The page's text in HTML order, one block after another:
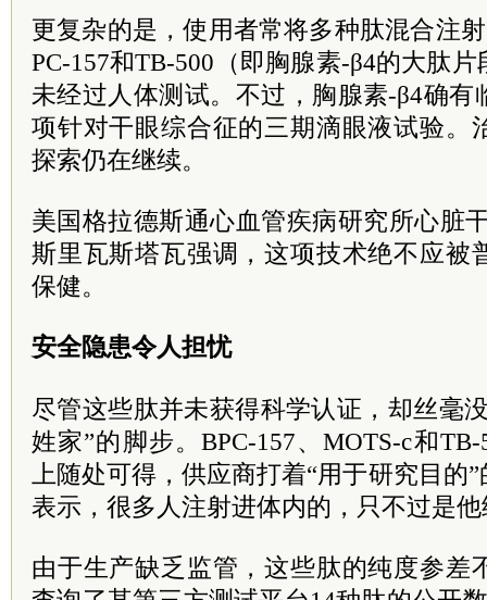
更复杂的是，使用者常将多种肽混合注
PC-157和TB-500（即胸腺素-β4的大肽
未经过人体测试。不过，胸腺素-β4确有
项针对干眼综合征的三期滴眼液试验。
探索仍在继续。
美国格拉德斯通心血管疾病研究所心脏
斯里瓦斯塔瓦强调，这项技术绝不应被
保健。
安全隐患令人担忧
尽管这些肽并未获得科学认证，却丝毫
姓家”的脚步。BPC-157、MOTS-c和
上随处可得，供应商打着“用于研究目的
表示，很多人注射进体内的，只不过是
由于生产缺乏监管，这些肽的纯度参差